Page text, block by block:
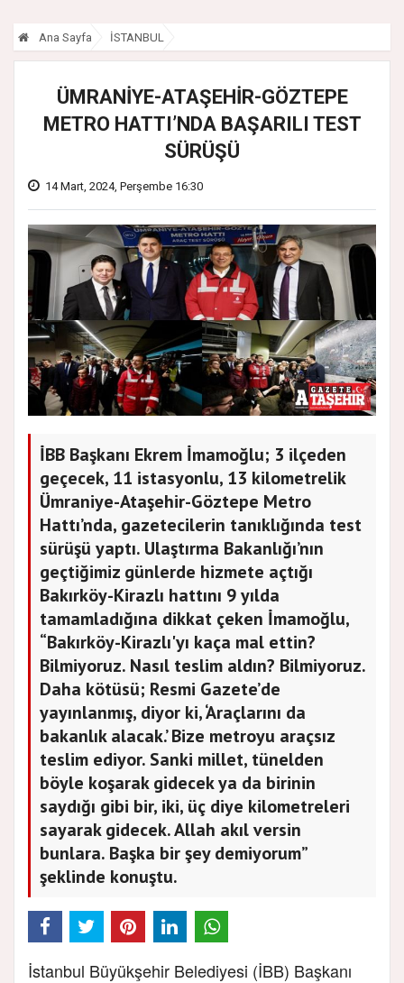
Ana Sayfa İSTANBUL
ÜMRANİYE-ATAŞEHİR-GÖZTEPE
METRO HATTI’NDA BAŞARILI TEST
SÜRÜŞÜ
14 Mart, 2024, Perşembe 16:30
İBB Başkanı Ekrem İmamoğlu; 3 ilçeden
geçecek, 11 istasyonlu, 13 kilometrelik
Ümraniye-Ataşehir-Göztepe Metro
Hattı’nda, gazetecilerin tanıklığında test
sürüşü yaptı. Ulaştırma Bakanlığı’nın
geçtiğimiz günlerde hizmete açtığı
Bakırköy-Kirazlı hattını 9 yılda
tamamladığına dikkat çeken İmamoğlu,
“Bakırköy-Kirazlı'yı kaça mal ettin?
Bilmiyoruz. Nasıl teslim aldın? Bilmiyoruz.
Daha kötüsü; Resmi Gazete’de
yayınlanmış, diyor ki, ‘Araçlarını da
bakanlık alacak.’ Bize metroyu araçsız
teslim ediyor. Sanki millet, tünelden
böyle koşarak gidecek ya da birinin
saydığı gibi bir, iki, üç diye kilometreleri
sayarak gidecek. Allah akıl versin
bunlara. Başka bir şey demiyorum”
şeklinde konuştu.
İstanbul Büyükşehir Belediyesi (İBB) Başkanı